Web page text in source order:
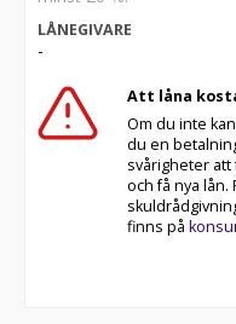
LÅNEGIVARE
-
Att låna
Om du inte
du en
svårigheter att
och få nya lån.
finns på